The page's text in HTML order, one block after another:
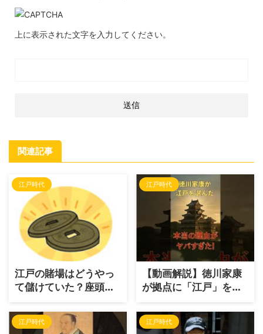
上に表示された文字を入力してください。
関連記事
江戸時代
江戸の賭場はどうやっ
て儲けていた？座頭市
と木枯らし紋次郎から
見える博徒の経済学
江戸時代
【動画解説】徳川家康
が拠点に「江戸」を選
んだ本当の理由｜小田
原や鎌倉じゃダメだっ
たワケ
江戸時代 江戸時代